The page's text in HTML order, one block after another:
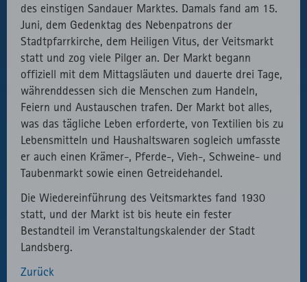
des einstigen Sandauer Marktes. Damals fand am 15.
Juni, dem Gedenktag des Nebenpatrons der
Stadtpfarrkirche, dem Heiligen Vitus, der Veitsmarkt
statt und zog viele Pilger an. Der Markt begann
offiziell mit dem Mittagsläuten und dauerte drei Tage,
währenddessen sich die Menschen zum Handeln,
Feiern und Austauschen trafen. Der Markt bot alles,
was das tägliche Leben erforderte, von Textilien bis zu
Lebensmitteln und Haushaltswaren sogleich umfasste
er auch einen Krämer-, Pferde-, Vieh-, Schweine- und
Taubenmarkt sowie einen Getreidehandel.
Die Wiedereinführung des Veitsmarktes fand 1930
statt, und der Markt ist bis heute ein fester
Bestandteil im Veranstaltungskalender der Stadt
Landsberg.
Zurück